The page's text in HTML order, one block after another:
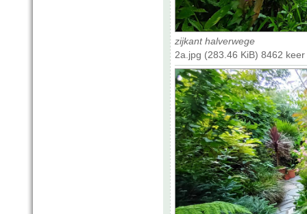
zijkant halverwege
2a.jpg (283.46 KiB) 8462